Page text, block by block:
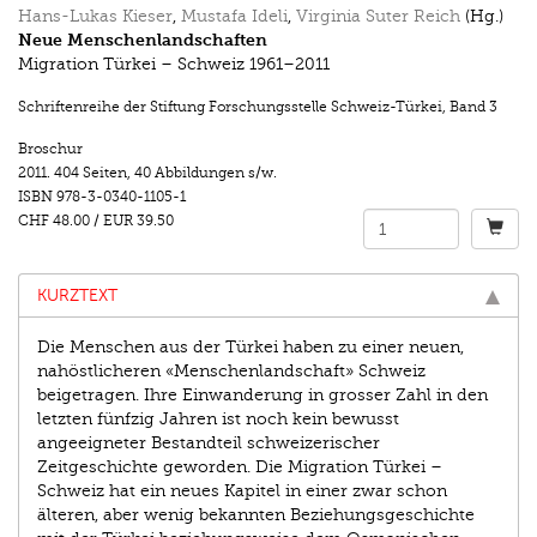
Hans-Lukas Kieser, Mustafa Ideli, Virginia Suter Reich (Hg.)
Neue Menschenlandschaften
Migration Türkei – Schweiz 1961–2011
Schriftenreihe der Stiftung Forschungsstelle Schweiz-Türkei, Band 3
Broschur
2011. 404 Seiten, 40 Abbildungen s/w.
ISBN 978-3-0340-1105-1
CHF 48.00 / EUR 39.50
KURZTEXT
Die Menschen aus der Türkei haben zu einer neuen,
nahöstlicheren «Menschenlandschaft» Schweiz
beigetragen. Ihre Einwanderung in grosser Zahl in den
letzten fünfzig Jahren ist noch kein bewusst
angeeigneter Bestandteil schweizerischer
Zeitgeschichte geworden. Die Migration Türkei –
Schweiz hat ein neues Kapitel in einer zwar schon
älteren, aber wenig bekannten Beziehungsgeschichte